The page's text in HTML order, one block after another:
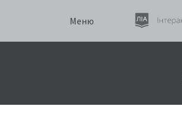
Меню